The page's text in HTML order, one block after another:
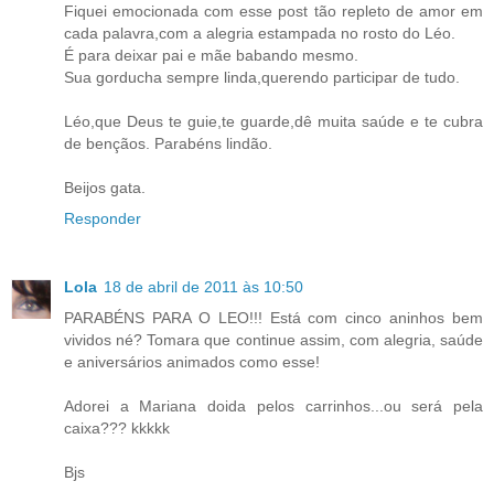
Fiquei emocionada com esse post tão repleto de amor em
cada palavra,com a alegria estampada no rosto do Léo.
É para deixar pai e mãe babando mesmo.
Sua gorducha sempre linda,querendo participar de tudo.
Léo,que Deus te guie,te guarde,dê muita saúde e te cubra
de bençãos. Parabéns lindão.
Beijos gata.
Responder
Lola 18 de abril de 2011 às 10:50
PARABÉNS PARA O LEO!!! Está com cinco aninhos bem
vividos né? Tomara que continue assim, com alegria, saúde
e aniversários animados como esse!
Adorei a Mariana doida pelos carrinhos...ou será pela
caixa??? kkkkk
Bjs